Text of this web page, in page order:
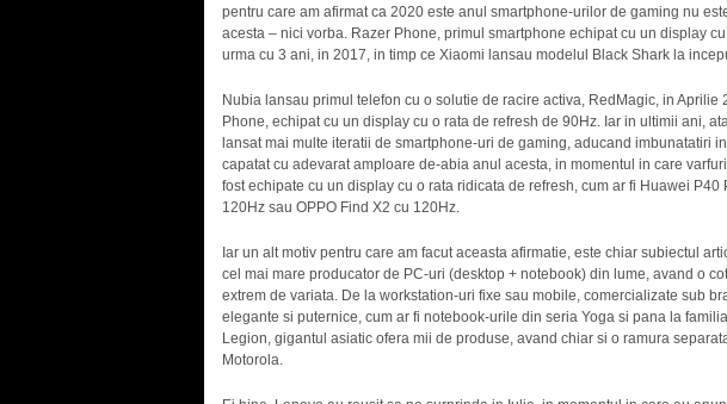
pentru care am afirmat ca 2020 este anul smartphone-urilor de gaming nu
acesta – nici vorba. Razer Phone, primul smartphone echipat cu un display
urma cu 3 ani, in 2017, in timp ce Xiaomi lansau modelul Black Shark la
Nubia lansau primul telefon cu o solutie de racire activa, RedMagic, in Aprilie
Phone, echipat cu un display cu o rata de refresh de 90Hz. Iar in ultimii ani,
lansat mai multe iteratii de smartphone-uri de gaming, aducand imbunatatiri
capatat cu adevarat amploare de-abia anul acesta, in momentul in care
fost echipate cu un display cu o rata ridicata de refresh, cum ar fi Huawei P40
120Hz sau OPPO Find X2 cu 120Hz.
Iar un alt motiv pentru care am facut aceasta afirmatie, este chiar subiectul
cel mai mare producator de PC-uri (desktop + notebook) din lume, avand o
extrem de variata. De la workstation-uri fixe sau mobile, comercializate sub
elegante si puternice, cum ar fi notebook-urile din seria Yoga si pana la
Legion, gigantul asiatic ofera mii de produse, avand chiar si o ramura
Motorola.